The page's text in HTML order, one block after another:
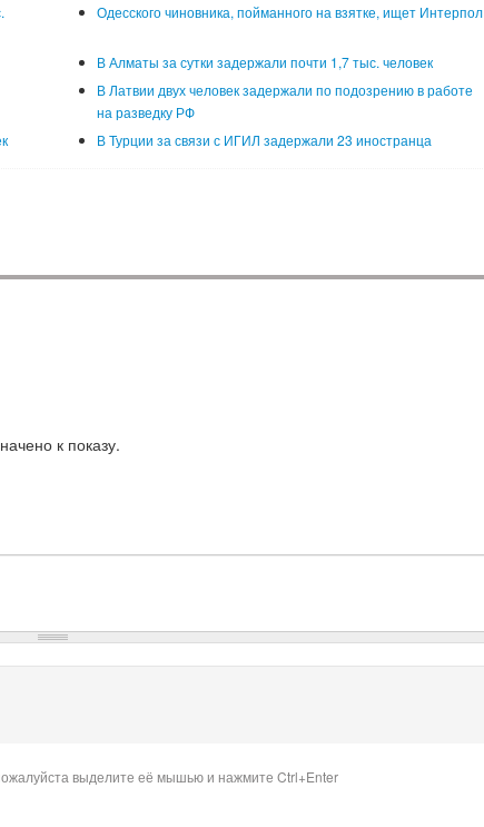
Одесского чиновника, пойманного на взятке, ищет Интерпол
В Алматы за сутки задержали почти 1,7 тыс. человек
В Латвии двух человек задержали по подозрению в работе
на разведку РФ
В Турции за связи с ИГИЛ задержали 23 иностранца
к показу.
выделите её мышью и нажмите Ctrl+Enter